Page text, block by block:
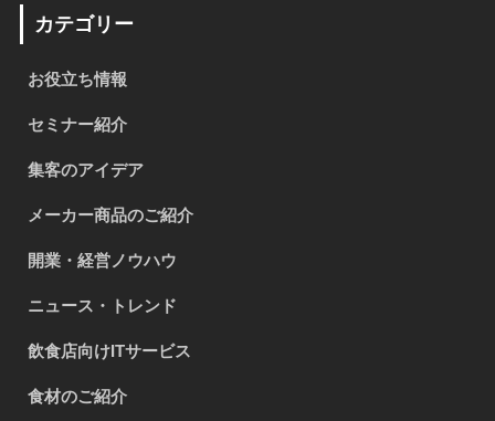
カテゴリー
お役立ち情報
セミナー紹介
集客のアイデア
メーカー商品のご紹介
開業・経営ノウハウ
ニュース・トレンド
飲食店向けITサービス
食材のご紹介